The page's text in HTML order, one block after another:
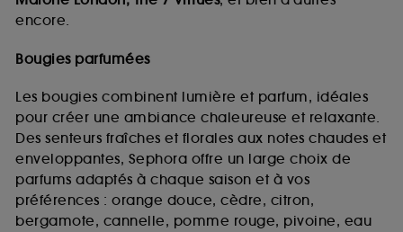
encore.
Bougies parfumées
Les bougies combinent lumière et parfum, idéales
pour créer une ambiance chaleureuse et relaxante.
Des senteurs fraîches et florales aux notes chaudes et
enveloppantes, Sephora offre un large choix de
parfums adaptés à chaque saison et à vos
préférences : orange douce, cèdre, citron,
bergamote, cannelle, pomme rouge, pivoine, eau